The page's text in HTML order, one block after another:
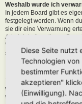
Weshalb wurde ich
In jedem Board gibt es
festgelegt werden. Wenn
sie dir eine Verwarnung
Administration dieses
Verwarnung zu tun hat.
sicher bist, wieso du
Nach oben
Wie kann ich Beiträge den
Wenn ein Administrator die
Diese Seite nutzt
Technologien
bestimmter
akzeptieren"
(Einwilligung).